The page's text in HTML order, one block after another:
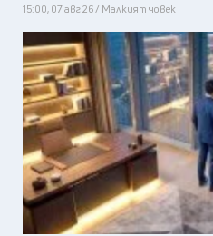
15:00, 07 авг 26 / Малкият човек